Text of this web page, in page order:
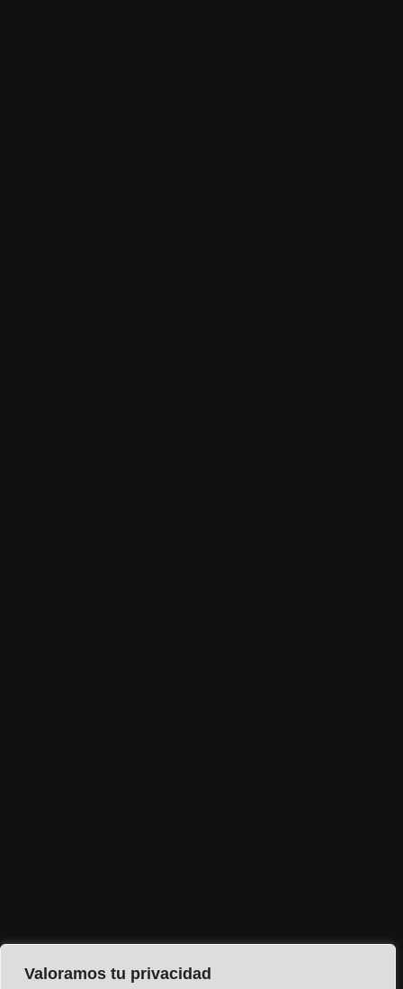
Valoramos tu privacidad